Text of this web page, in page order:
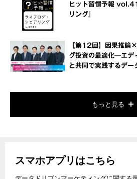
ヒット習慣予報
リング』
【第12回】因果推論
グ投資の最適化―エ
と共同で実践するデ
もっと見る
スマホアプリはこちら